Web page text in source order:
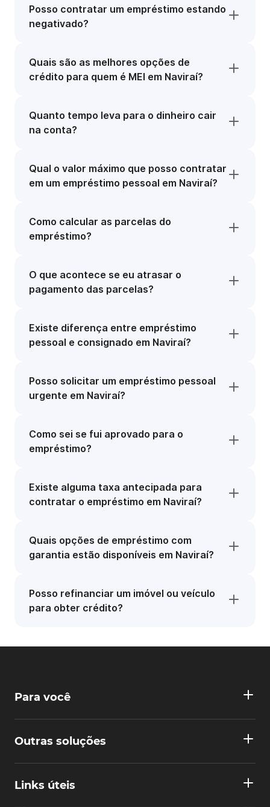
Posso contratar um empréstimo estando
negativado?
Quais são as melhores opções de
crédito para quem é MEI em Naviraí?
Quanto tempo leva para o dinheiro cair
na conta?
Qual o valor máximo que posso contratar
em um empréstimo pessoal em Naviraí?
Como calcular as parcelas do
empréstimo?
O que acontece se eu atrasar o
pagamento das parcelas?
Existe diferença entre empréstimo
pessoal e consignado em Naviraí?
Posso solicitar um empréstimo pessoal
urgente em Naviraí?
Como sei se fui aprovado para o
empréstimo?
Existe alguma taxa antecipada para
contratar o empréstimo em Naviraí?
Quais opções de empréstimo com
garantia estão disponíveis em Naviraí?
Posso refinanciar um imóvel ou veículo
para obter crédito?
Para você
Outras soluções
Links úteis